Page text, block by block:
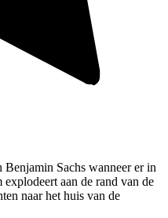
Sachs wanneer er in
aan de rand van de
naar het huis van de